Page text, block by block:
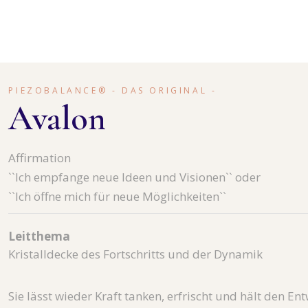
PIEZOBALANCE® - DAS ORIGINAL -
Avalon
Affirmation
``Ich empfange neue Ideen und Visionen`` oder
``Ich öffne mich für neue Möglichkeiten``
Leitthema
Kristalldecke des Fortschritts und der Dynamik
Sie lässt wieder Kraft tanken, erfrischt und hält den